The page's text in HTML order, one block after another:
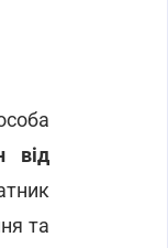
від
та